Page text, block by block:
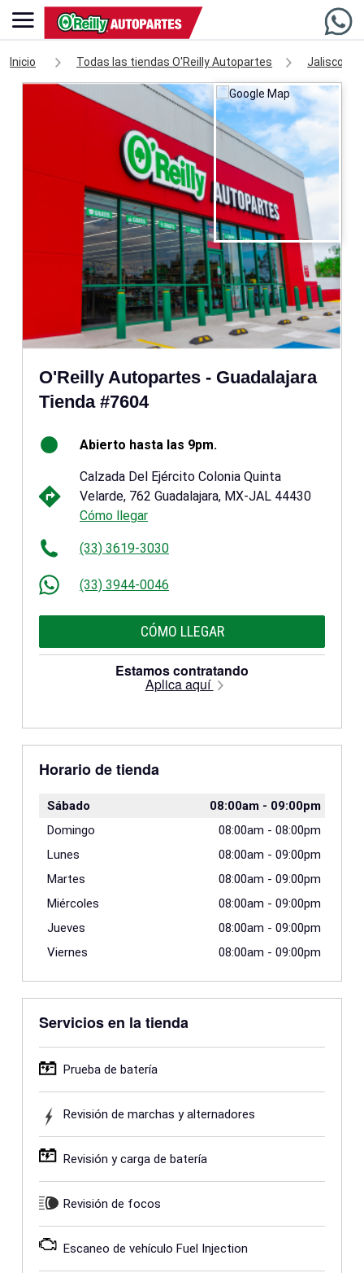
Inicio Todas las tiendas O'Reilly Autopartes Jalisco
O'Reilly Autopartes - Guadalajara
Tienda #7604
Abierto hasta las 9pm.
Calzada Del Ejército Colonia Quinta
Velarde, 762 Guadalajara, MX-JAL 44430
Cómo llegar
(33) 3619-3030
(33) 3944-0046
CÓMO LLEGAR
Estamos contratando
Aplica aquí
Horario de tienda
Sábado 08:00am- 09:00pm
Domingo
08:00am - 08:00pm
Lunes
08:00am - 09:00pm
Martes
08:00am - 09:00pm
Miércoles
08:00am - 09:00pm
Jueves
08:00am - 09:00pm
Viernes
08:00am - 09:00pm
Servicios en la tienda
Prueba de batería
Revisión de marchas y alternadores
Revisión y carga de batería
Revisión de focos
Escaneo de vehículo Fuel Injection